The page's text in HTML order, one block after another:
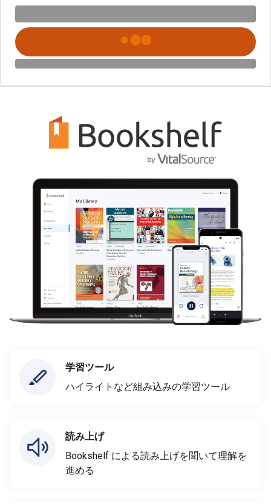
学習ツール
ハイライトなど組み込みの学習ツール
読み上げ
Bookshelf による読み上げを聞いて理解を
進める